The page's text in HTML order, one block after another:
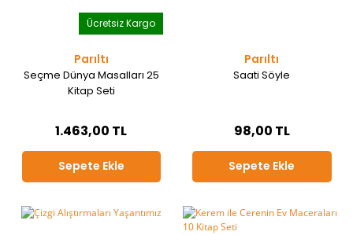
Ücretsiz Kargo
Parıltı
Seçme Dünya Masalları 25
Kitap Seti
1.463,00 TL
Sepete Ekle
Parıltı
Saati Söyle
98,00 TL
Sepete Ekle